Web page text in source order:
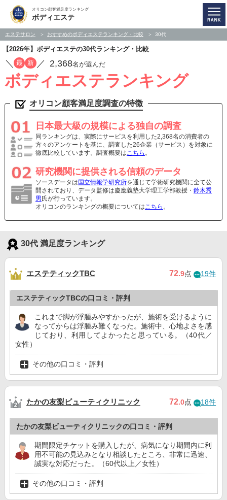
オリコン顧客満足度ランキング
ボディエステ
エステサロン おすすめのボディエステランキング・比較 30代
【2026年】ボディエステの30代ランキング・比較
／ 最 新 ／ 2,368名が選んだ
ボディエステランキング
オリコン顧客満足度調査の特徴
日本最大級の規模による独自の調査
同ランキングは、実際にサービスを利用した2,368名の消費者の
方々のアンケートを基に、調査した26企業（サービス）を対象に
徹底比較しています。調査概要はこちら 。
研究機関に提供される信頼のデータ
ソースデータは 国立情報学研究所を通じて学術研究機関に全て公
開されており、データ監修は慶應義塾大学理工学部教授・ 鈴木秀
男 氏が行っています。
オリコンのランキングの概要についてはこちら 。
30代 満足度ランキング
エステティックTBC 72.9点 19件
エステティックTBCの口コミ・評判
これまで脚が浮腫みやすかったが、施術を受けるように
なってからは浮腫み難くなった。施術中、心地よさを感
じており、利用してよかったと思っている。（40代／
女性）
その他の口コミ・評判
たかの友梨ビューティクリニック 72.0点 18件
たかの友梨ビューティクリニックの口コミ・評判
期間限定チケットを購入したが、病気になり期間内に利
用不可能の見込みとなり相談したところ、非常に迅速、
誠実な対応だった。（60代以上／女性）
その他の口コミ・評判